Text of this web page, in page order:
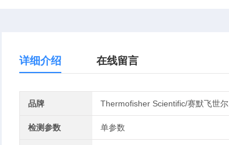
详细介绍 在线留言
品牌 Thermofisher Scientific/赛默飞世尔
检测参数 单参数